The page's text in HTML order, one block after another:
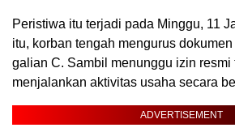
Peristiwa itu terjadi pada Minggu, 11
itu, korban tengah mengurus
galian C. Sambil menunggu izin resmi
menjalankan aktivitas usaha secara
ADVERTISEMENT